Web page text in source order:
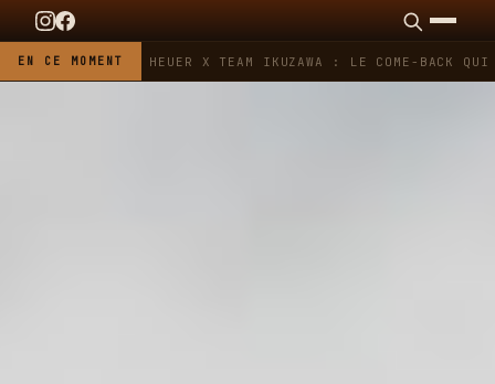
EN CE MOMENTTAG HEUER X TEAM IKUZAWA : LE COME-BACK QUI